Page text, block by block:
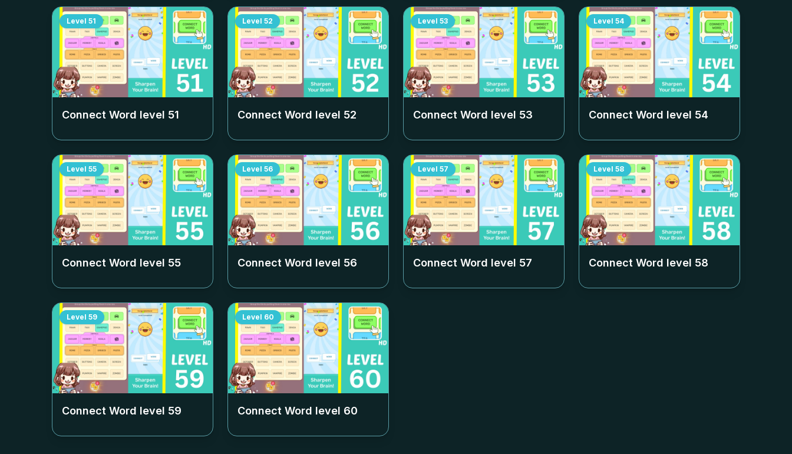
Level 51
Connect Word level 51
Level 52
Connect Word level 52
Level 53
Connect Word level 53
Level 54
Connect Word level 54
Level 55
Connect Word level 55
Level 56
Connect Word level 56
Level 57
Connect Word level 57
Level 58
Connect Word level 58
Level 59
Connect Word level 59
Level 60
Connect Word level 60